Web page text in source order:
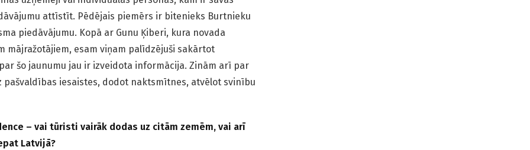
attīstīt. Pēdējais piemērs ir bitenieks Burtnieku
piedāvājumu. Kopā ar Gunu Ķiberi, kura novada
mājražotājiem, esam viņam palīdzējuši sakārtot
šo jaunumu jau ir izveidota informācija. Zinām arī par
pašvaldības iesaistes, dodot naktsmītnes, atvēlot svinību
– vai tūristi vairāk dodas uz citām zemēm, vai arī
Latvijā?